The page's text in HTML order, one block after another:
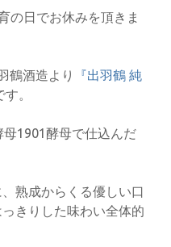
の日でお休みを頂きま
鶴酒造より
『出羽鶴 純
。
1901酵母で仕込んだ
熟成からくる優しい口
きりした味わい全体的